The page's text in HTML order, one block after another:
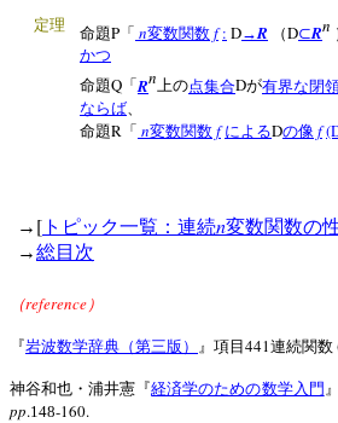
定理
命題P 「 n変数関数 f : D→R （D⊂Rn
かつ
命題Q 「 Rn上の点集合Dが有界な閉
ならば
命題R 「 n変数関数 f によるDの像 f
→ [ トピック一覧：連続n変数関数の
→総目次
（reference ）
『岩波数学辞典（第三版） 』項目 441連続関数
神谷和也・浦井憲『経済学のための数学入門
pp.148-160.